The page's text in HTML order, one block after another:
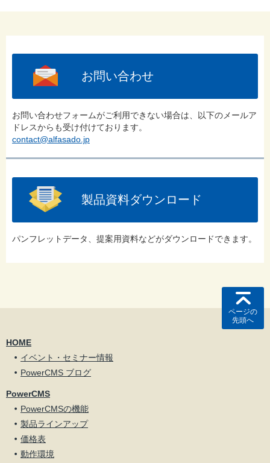
お問い合わせ
お問い合わせフォームがご利用できない場合は、以下のメールア
ドレスからも受け付けております。
contact@alfasado.jp
製品資料ダウンロード
パンフレットデータ、提案用資料などがダウンロードできます。
ページの
先頭へ
HOME
イベント・セミナー情報
PowerCMS ブログ
PowerCMS
PowerCMSの機能
製品ラインアップ
価格表
動作環境